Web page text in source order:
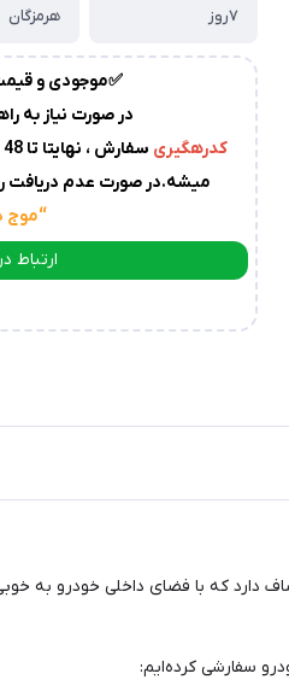
۷روز
هرمزگان
✅موجودی و
در صورت نیاز به
کدرهگیری سفارش ، نهایتا تا 48
میشه.در صورت عدم دریافت
“موج
ارتباط
دارد که با فضای داخلی خودرو به
سفارشی کرده‌ایم: